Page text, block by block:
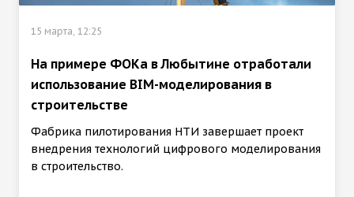
15 марта, 12:25
На примере ФОКа в Любытине отработали
использование BIM-моделирования в
строительстве
Фабрика пилотирования НТИ завершает проект
внедрения технологий цифрового моделирования
в строительство.